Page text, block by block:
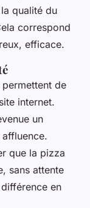
qualité du
correspond
efficace.
de
internet.
un
que la pizza
sans attente
en